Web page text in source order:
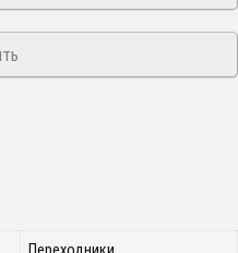
Переходники